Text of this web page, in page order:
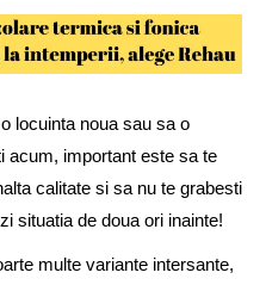
locuinta noua sau sa o
acum, important este sa te
calitate si sa nu te grabesti
situatia de doua ori inainte!
multe variante intersante,